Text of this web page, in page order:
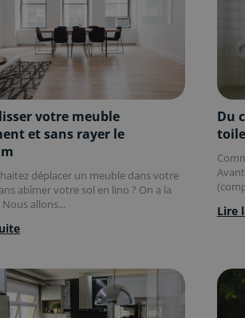
votre meuble
et sans rayer le
déplacer un meuble dans votre
abîmer votre sol en lino ? On a la
allons...
Du
Lire